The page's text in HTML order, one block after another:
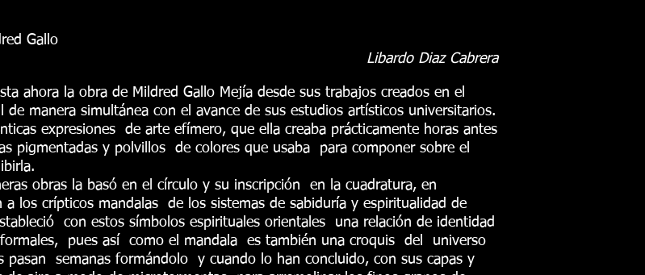
Gallo
Libardo Diaz Cabrera
ahora la obra de Mildred Gallo Mejía desde sus trabajos creados en el
manera simultánea con el avance de sus estudios artísticos universitarios.
expresiones de arte efímero, que ella creaba prácticamente horas antes
pigmentadas y polvillos de colores que usaba para componer sobre el
obras la basó en el círculo y su inscripción en la cuadratura, en
a los crípticos mandalas de los sistemas de sabiduría y espiritualidad de
con estos símbolos espirituales orientales una relación de identidad
pues así como el mandala es también una croquis del universo
semanas formándolo y cuando lo han concluido, con sus capas y